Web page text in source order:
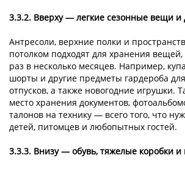
3.3.2. Вверху — легкие сезонные вещи и
Антресоли, верхние полки и
потолком подходят для хранения
раз в несколько месяцев. Например,
шорты и другие предметы гардероба
отпусков, а также новогодние игрушки.
место хранения документов,
талонов на технику — всего того, что
детей, питомцев и любопытных гостей.
3.3.3. Внизу — обувь, тяжелые коробки и